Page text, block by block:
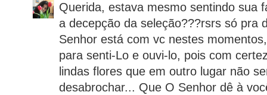
Querida, estava mesmo sentindo sua
a decepção da seleção???rsrs só pra
Senhor está com vc nestes
para senti-Lo e ouvi-lo, pois com
lindas flores que em outro lugar não
desabrochar... Que O Senhor dê à